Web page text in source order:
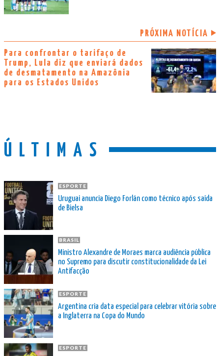
PRÓXIMA NOTÍCIA
Para confrontar o tarifaço de
Trump, Lula diz que enviará dados
de desmatamento na Amazônia
para os Estados Unidos
ÚLTIMAS
ESPORTE
Uruguai anuncia Diego Forlán como técnico após saída
de Bielsa
BRASIL
Ministro Alexandre de Moraes marca audiência pública
no Supremo para discutir constitucionalidade da Lei
Antifacção
ESPORTE
Argentina cria data especial para celebrar vitória sobre
a Inglaterra na Copa do Mundo
ESPORTE